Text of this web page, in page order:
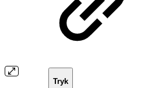
Tryk